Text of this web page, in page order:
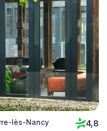
lès-Nancy 4,8